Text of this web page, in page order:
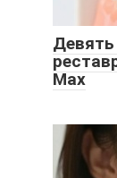
Девять
Мax